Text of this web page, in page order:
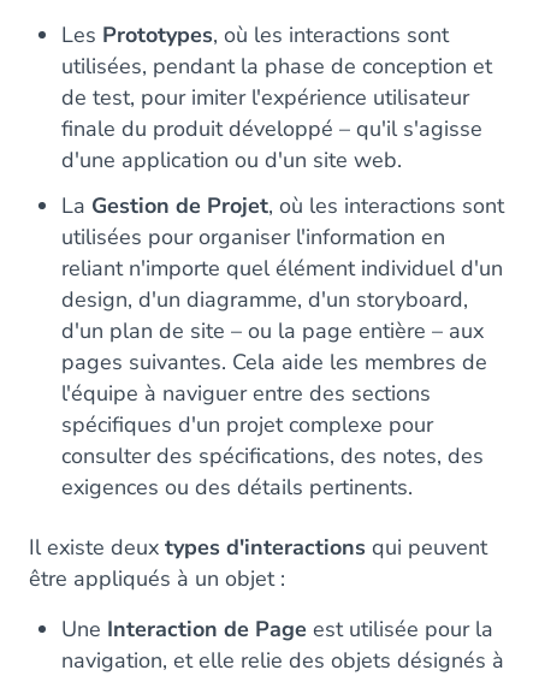
Les Prototypes, où les interactions sont
utilisées, pendant la phase de conception et
de test, pour imiter l'expérience utilisateur
finale du produit développé – qu'il s'agisse
d'une application ou d'un site web.
La Gestion de Projet, où les interactions sont
utilisées pour organiser l'information en
reliant n'importe quel élément individuel d'un
design, d'un diagramme, d'un storyboard,
d'un plan de site – ou la page entière – aux
pages suivantes. Cela aide les membres de
l'équipe à naviguer entre des sections
spécifiques d'un projet complexe pour
consulter des spécifications, des notes, des
exigences ou des détails pertinents.
Il existe deux types d'interactions qui peuvent
être appliqués à un objet :
Une Interaction de Page est utilisée pour la
navigation, et elle relie des objets désignés à